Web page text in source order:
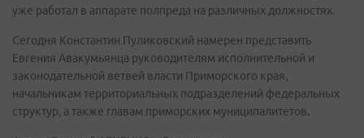
уже работал в аппарате полпреда на различных должностях.
Сегодня Константин Пуликовский намерен представить
Евгения Авакумьянца руководителям исполнительной и
законодательной ветвей власти Приморского края,
начальникам территориальных подразделений федеральных
структур, а также главам приморских муниципалитетов.